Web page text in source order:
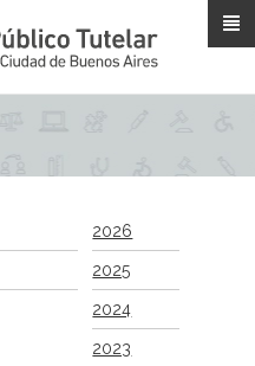
2026
2025
2024
2023